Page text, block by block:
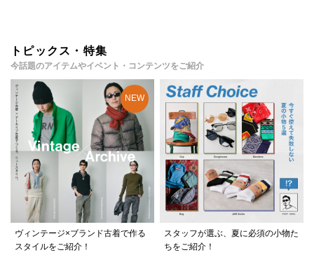
トピックス・特集
今話題のアイテムやイベント・コンテンツをご紹介
ヴィンテージ×ブランド古着で作る
スタイルをご紹介！
スタッフが選ぶ、夏に必須の小物た
ちをご紹介！